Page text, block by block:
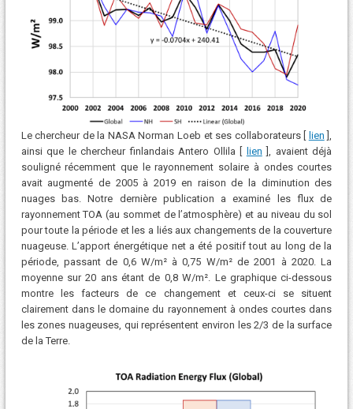
Le chercheur de la NASA Norman Loeb et ses collaborateurs [ lien ],
ainsi que le chercheur finlandais Antero Ollila [
lien ], avaient déjà
souligné récemment que le rayonnement solaire à ondes courtes
avait augmenté de 2005 à 2019 en raison de la diminution des
nuages ​​bas. Notre dernière publication a examiné les flux de
rayonnement TOA (au sommet de l’atmosphère) et au niveau du sol
pour toute la période et les a liés aux changements de la couverture
nuageuse. L’apport énergétique net a été positif tout au long de la
période, passant de 0,6 W/m² à 0,75 W/m² de 2001 à 2020. La
moyenne sur 20 ans étant de 0,8 W/m². Le graphique ci-dessous
montre les facteurs de ce changement et ceux-ci se situent
clairement dans le domaine du rayonnement à ondes courtes dans
les zones nuageuses, qui représentent environ les 2/3 de la surface
de la Terre.